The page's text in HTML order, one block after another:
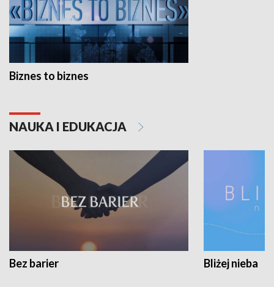
Biznes to biznes
NAUKA I EDUKACJA
Bez barier Bliżej nieba